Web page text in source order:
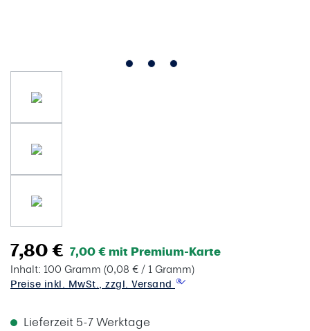
7,80 € 7,00 € mit Premium-Karte
Inhalt: 100 Gramm (0,08 € / 1 Gramm)
Preise inkl. MwSt., zzgl. Versand
Lieferzeit 5-7 Werktage